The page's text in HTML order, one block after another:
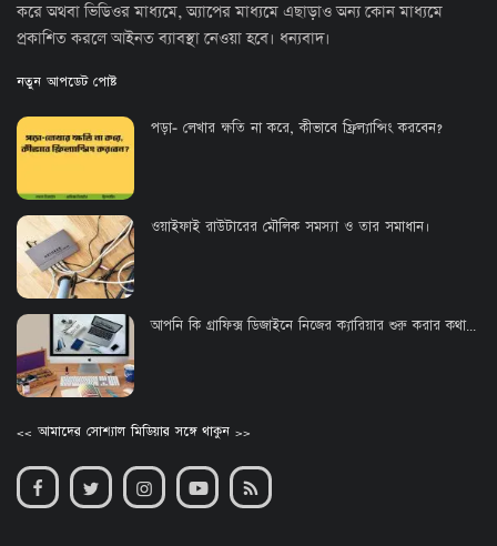
করে অথবা ভিডিওর মাধ্যমে, অ্যাপের মাধ্যমে এছাড়াও অন্য কোন মাধ্যমে
প্রকাশিত করলে আইনত ব্যাবস্থা নেওয়া হবে। ধন্যবাদ।
নতুন আপডেট পোষ্ট
পড়া- লেখার ক্ষতি না করে, কীভাবে ফ্রিল্যান্সিং করবেন?
ওয়াইফাই রাউটারের মৌলিক সমস্যা ও তার সমাধান।
আপনি কি গ্রাফিক্স ডিজাইনে নিজের ক্যারিয়ার শুরু করার কথা...
<< আমাদের সোশ্যাল মিডিয়ার সঙ্গে থাকুন >>